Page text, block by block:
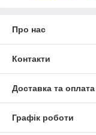
Про нас
Контакти
Доставка та оплата
Графік роботи